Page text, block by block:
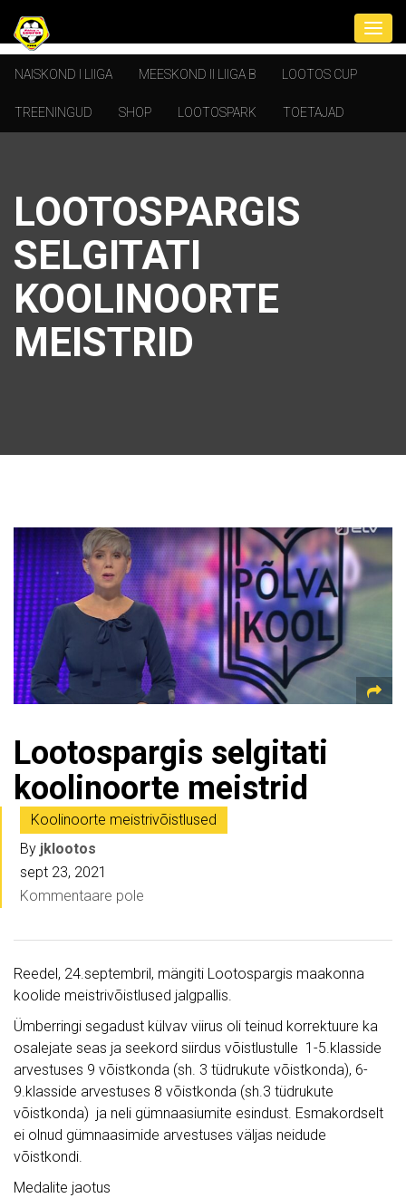
NAISKOND I LIIGA MEESKOND II LIIGA B LOOTOS CUP
TREENINGUD SHOP LOOTOSPARK TOETAJAD
LOOTOSPARGIS
SELGITATI
KOOLINOORTE
MEISTRID
Lootospargis selgitati
koolinoorte meistrid
Koolinoorte meistrivõistlused
By jklootos
sept 23, 2021
Kommentaare pole
Reedel, 24.septembril, mängiti Lootospargis maakonna
koolide meistrivõistlused jalgpallis.
Ümberringi segadust külvav viirus oli teinud korrektuure ka
osalejate seas ja seekord siirdus võistlustulle 1-5.klasside
arvestuses 9 võistkonda (sh. 3 tüdrukute võistkonda), 6-
9.klasside arvestuses 8 võistkonda (sh.3 tüdrukute
võistkonda) ja neli gümnaasiumite esindust. Esmakordselt
ei olnud gümnaasimide arvestuses väljas neidude
võistkondi.
Medalite jaotus